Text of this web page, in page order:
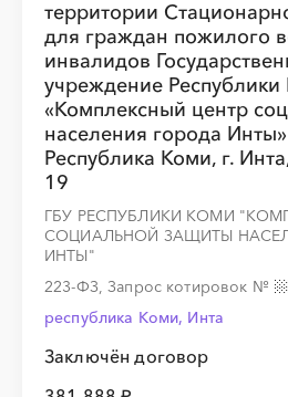
территории
для граждан пожилого
инвалидов
учреждение
«Комплексный центр
населения города
Республика Коми, г.
19
ГБУ РЕСПУБЛИКИ КОМИ
СОЦИАЛЬНОЙ ЗАЩИТЫ
ИНТЫ"
223-ФЗ, Запрос котировок №
республика Коми, Инта
Заключён договор
░
░
░
░
░
░
░
░
░
░
░
░
░
░░ ░░░░░
░
░
░
░
░
░
░
░
░
░
░
░
░
░░░ ░░░░